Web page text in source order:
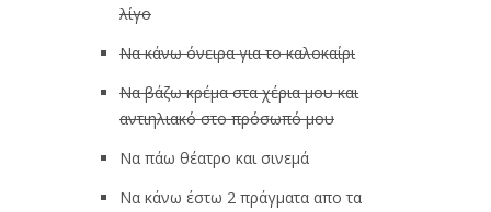
λίγο
Να κάνω όνειρα για το καλοκαίρι
Να βάζω κρέμα στα χέρια μου και
αντιηλιακό στο πρόσωπό μου
Να πάω θέατρο και σινεμά
Να κάνω έστω 2 πράγματα απο τα